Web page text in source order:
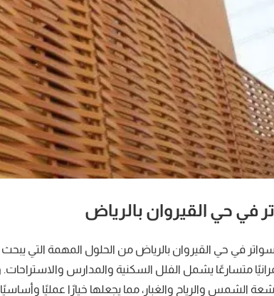
في حي القيروان بالرياض
في حي القيروان بالرياض من الحلول المهمة التي
متسارعًا يشمل الفلل السكنية والمدارس
الشمس والرياح والغبار، مما يجعلها خيارًا عمليًا